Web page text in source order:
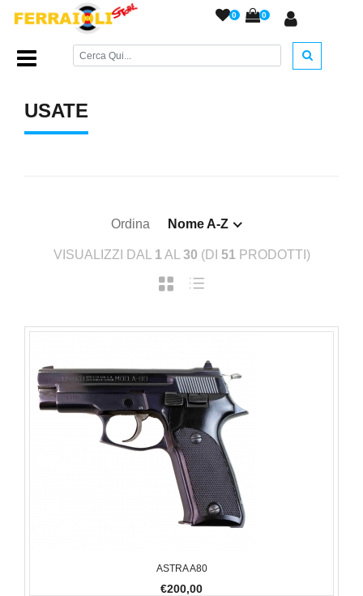
0 0
Home Page/ARMI DA FUOCO/Usate/
USATE
Ordina Nome A-Z
VISUALIZZI DAL 1 AL 30 (DI 51 PRODOTTI)
ASTRA A80
€200,00